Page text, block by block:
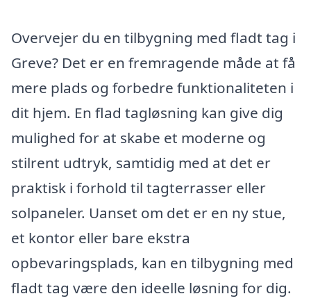
Overvejer du en tilbygning med fladt tag i
Greve? Det er en fremragende måde at få
mere plads og forbedre funktionaliteten i
dit hjem. En flad tagløsning kan give dig
mulighed for at skabe et moderne og
stilrent udtryk, samtidig med at det er
praktisk i forhold til tagterrasser eller
solpaneler. Uanset om det er en ny stue,
et kontor eller bare ekstra
opbevaringsplads, kan en tilbygning med
fladt tag være den ideelle løsning for dig.